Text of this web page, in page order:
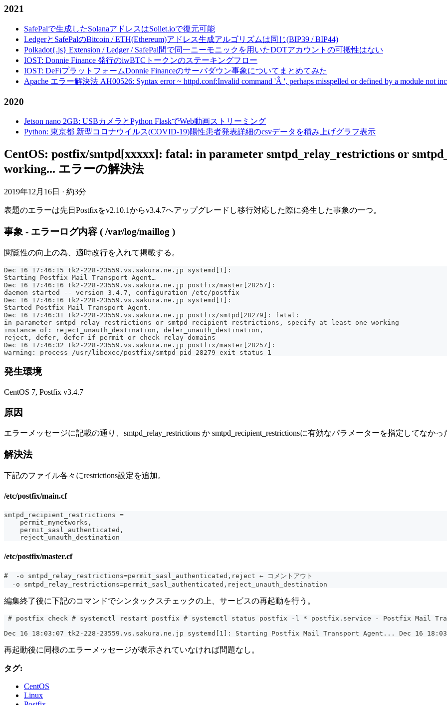
2021
SafePalで生成したSolanaアドレスはSollet.ioで復元可能
LedgerとSafePalのBitcoin / ETH(Ethereum)アドレス生成アルゴリズムは同じ(BIP39 / BIP44)
Polkadot{.js} Extension / Ledger / SafePal間で同一ニーモニックを用いたDOTアカウントの可搬性はない
IOST: Donnie Finance 発行のiwBTCトークンのステーキングフロー
IOST: DeFiプラットフォームDonnie Financeのサーバダウン事象についてまとめてみた
Apache エラー解決法 AH00526: Syntax error ~ httpd.conf:Invalid command 'Â ', perhaps misspelled or defined by a module not
2020
Jetson nano 2GB: USBカメラとPython FlaskでWeb動画ストリーミング
Python: 東京都 新型コロナウイルス(COVID-19)陽性患者発表詳細のcsvデータを積み上げグラフ表示
CentOS: postfix/smtpd[xxxxx]: fatal: in parameter smtpd_relay_restrictions or
working... エラーの解決法
2019年12月16日 · 約3分
表題のエラーは先日Postfixをv2.10.1からv3.4.7へアップグレードし移行対応した際に発生した事象の一つ。
事象 - エラーログ内容 ( /var/log/maillog )
閲覧性の向上の為、適時改行を入れて掲載する。
Dec 16 17:46:15 tk2-228-23559.vs.sakura.ne.jp systemd[1]:
Starting Postfix Mail Transport Agent…
Dec 16 17:46:16 tk2-228-23559.vs.sakura.ne.jp postfix/master[28257]:
daemon started -- version 3.4.7, configuration /etc/postfix
Dec 16 17:46:16 tk2-228-23559.vs.sakura.ne.jp systemd[1]:
Started Postfix Mail Transport Agent.
Dec 16 17:46:31 tk2-228-23559.vs.sakura.ne.jp postfix/smtpd[28279]: fatal:
in parameter smtpd_relay_restrictions or smtpd_recipient_restrictions, specify at least one working
instance of: reject_unauth_destination, defer_unauth_destination,
reject, defer, defer_if_permit or check_relay_domains
Dec 16 17:46:32 tk2-228-23559.vs.sakura.ne.jp postfix/master[28257]:
warning: process /usr/libexec/postfix/smtpd pid 28279 exit status 1
発生環境
CentOS 7, Postfix v3.4.7
原因
エラーメッセージに記載の通り、smtpd_relay_restrictions か smtpd_recipient_restrictionsに有効なパラメーターを指定してなかっ
解決法
下記のファイル各々にrestrictions設定を追加。
/etc/postfix/main.cf
smtpd_recipient_restrictions =
    permit_mynetworks,
    permit_sasl_authenticated,
    reject_unauth_destination
/etc/postfix/master.cf
#  -o smtpd_relay_restrictions=permit_sasl_authenticated,reject ← コメントアウト
  -o smtpd_relay_restrictions=permit_sasl_authenticated,reject_unauth_destination
編集終了後に下記のコマンドでシンタックスチェックの上、サービスの再起動を行う。
# postfix check # systemctl restart postfix # systemctl status postfix -l * postfix.service - Postfix Mail
Dec 16 18:03:07 tk2-228-23559.vs.sakura.ne.jp systemd[1]: Starting Postfix Mail Transport Agent... Dec 16
再起動後に同様のエラーメッセージが表示されていなければ問題なし。
タグ:
CentOS
Linux